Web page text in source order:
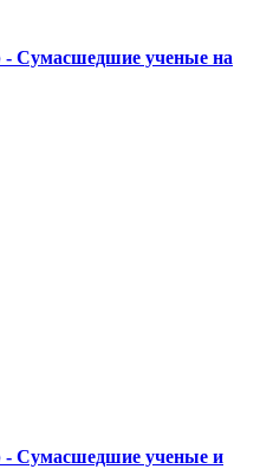
Сумасшедшие ученые на
Сумасшедшие ученые и